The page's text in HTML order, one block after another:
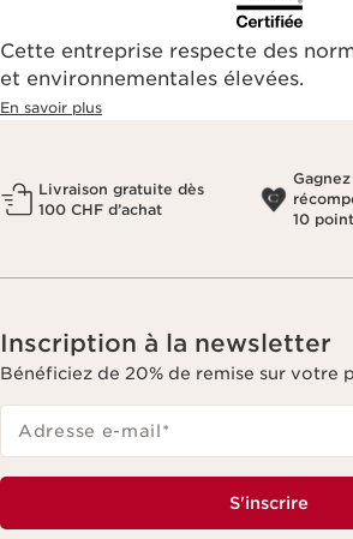
Cette entreprise respecte des
et environnementales élevées.
En savoir plus
Livraison gratuite dès
100 CHF d’achat
10
Inscription à la newsletter
Bénéficiez de 20% de remise sur votre
Adresse e-mail*
S'inscrire